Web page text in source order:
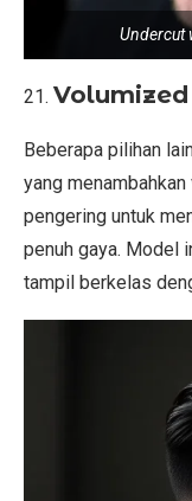
Undercut
Beberapa pilihan
yang
pengering untuk
penuh gaya. Model
tampil berkelas